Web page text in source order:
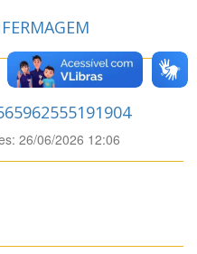
26/06/2026 12:06